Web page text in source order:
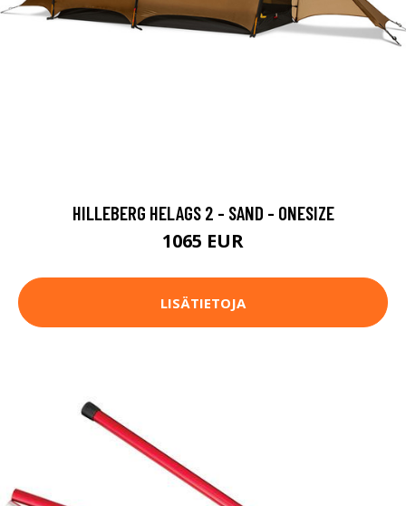
HILLEBERG HELAGS 2 - SAND - ONESIZE
1065 EUR
LISÄTIETOJA